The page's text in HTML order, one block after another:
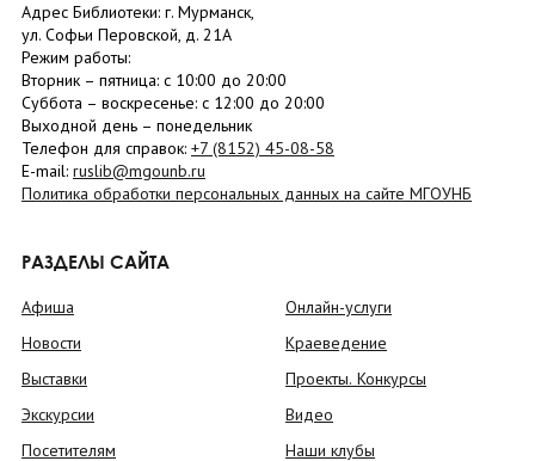
Адрес Библиотеки: г. Мурманск,
ул. Софьи Перовской, д. 21А
Режим работы:
Вторник – пятница: с 10:00 до 20:00
Суббота – воскресенье: c 12:00 до 20:00
Выходной день – понедельник
Телефон для справок: +7 (8152) 45-08-58
E-mail: ruslib@mgounb.ru
Политика обработки персональных данных на сайте МГОУНБ
РАЗДЕЛЫ САЙТА
Афиша
Новости
Выставки
Экскурсии
Посетителям
Онлайн-услуги
Краеведение
Проекты. Конкурсы
Видео
Наши клубы